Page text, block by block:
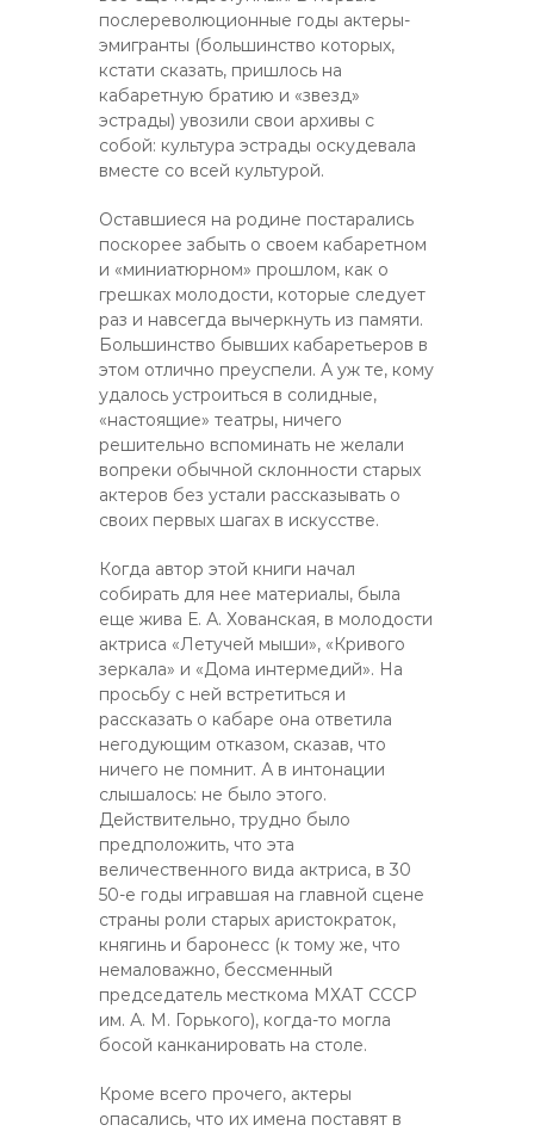
послереволюционные годы актеры-
эмигранты (большинство которых,
кстати сказать, пришлось на
кабаретную братию и «звезд»
эстрады) увозили свои архивы с
собой: культура эстрады оскудевала
вместе со всей культурой.
Оставшиеся на родине постарались
поскорее забыть о своем кабаретном
и «миниатюрном» прошлом, как о
грешках молодости, которые следует
раз и навсегда вычеркнуть из памяти.
Большинство бывших кабаретьеров в
этом отлично преуспели. А уж те, кому
удалось устроиться в солидные,
«настоящие» театры, ничего
решительно вспоминать не желали
вопреки обычной склонности старых
актеров без устали рассказывать о
своих первых шагах в искусстве.
Когда автор этой книги начал
собирать для нее материалы, была
еще жива Е. А. Хованская, в молодости
актриса «Летучей мыши», «Кривого
зеркала» и «Дома интермедий». На
просьбу с ней встретиться и
рассказать о кабаре она ответила
негодующим отказом, сказав, что
ничего не помнит. А в интонации
слышалось: не было этого.
Действительно, трудно было
предположить, что эта
величественного вида актриса, в 30
50-е годы игравшая на главной сцене
страны роли старых аристократок,
княгинь и баронесс (к тому же, что
немаловажно, бессменный
председатель месткома МХАТ СССР
им. А. М. Горького), когда-то могла
босой канканировать на столе.
Кроме всего прочего, актеры
опасались, что их имена поставят в